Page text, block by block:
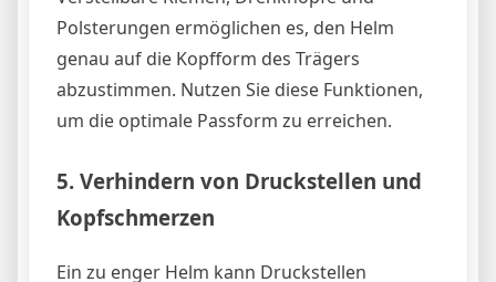
Polsterungen ermöglichen es, den Helm
genau auf die Kopfform des Trägers
abzustimmen. Nutzen Sie diese Funktionen,
um die optimale Passform zu erreichen.
5. Verhindern von Druckstellen und
Kopfschmerzen
Ein zu enger Helm kann Druckstellen